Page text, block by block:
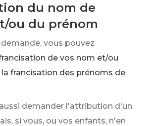
du nom de
ou du prénom
vous pouvez
de vos nom et/ou
francisation des prénoms de
demander l'attribution d'un
si vous, ou vos enfants, n'en